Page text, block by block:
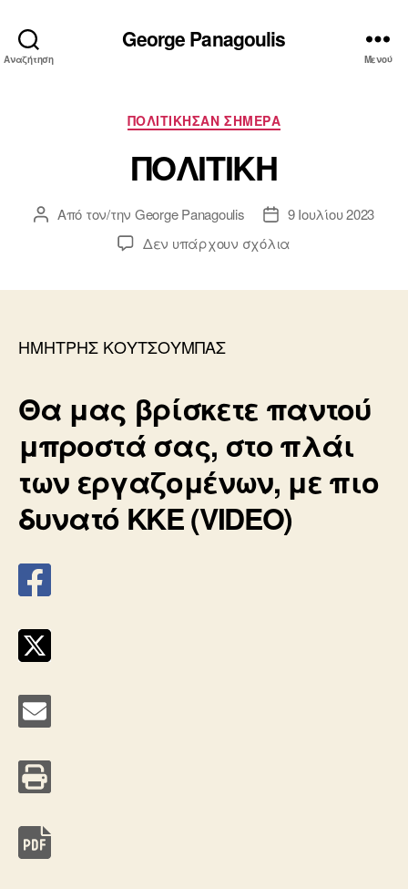
Αναζήτηση
George Panagoulis
Μενού
Κατηγορίες
ΠΟΛΙΤΙΚΗΣΑΝ ΣΗΜΕΡΑ
ΠΟΛΙΤΙΚΗ
Συντάκτης
Από τον/την George Panagoulis
Ημ.
δημοσίευσης
9 Ιουλίου 2023
Δεν υπάρχουν σχόλια
ΗΜΗΤΡΗΣ ΚΟΥΤΣΟΥΜΠΑΣ
Θα μας βρίσκετε παντού
μπροστά σας, στο πλάι
των εργαζομένων, με πιο
δυνατό ΚΚΕ (VIDEO)